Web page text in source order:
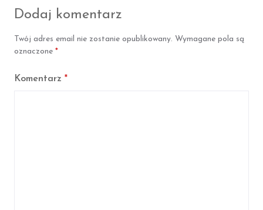
e
o
k
t
r
Dodaj komentarz
Twój adres email nie zostanie opublikowany. Wymagane pola są
oznaczone *
Komentarz *